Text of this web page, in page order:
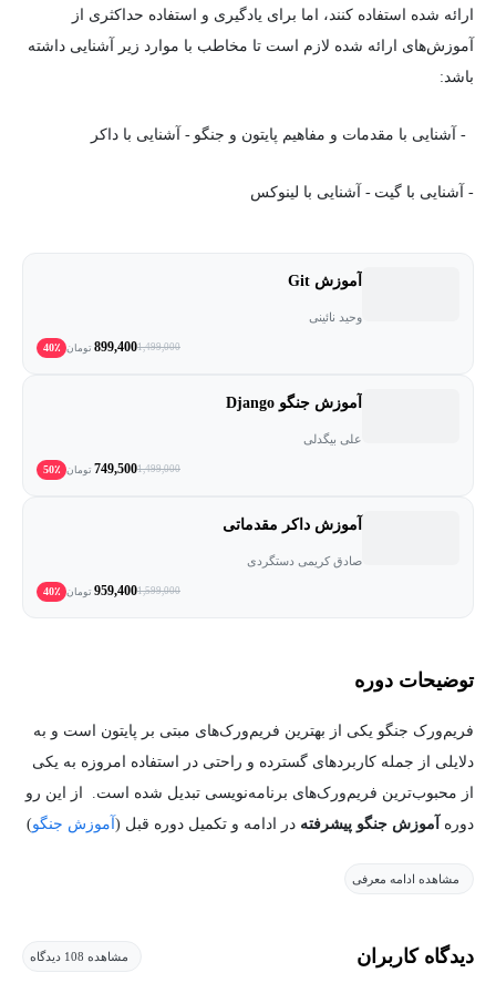
ارائه شده استفاده کنند، اما برای یادگیری و استفاده حداکثری از
آموزش­‌های ارائه شده لازم است تا مخاطب با موارد زیر آشنایی داشته
باشد:
- آشنایی با مقدمات و مفاهیم پایتون و جنگو - آشنایی با داکر
- آشنایی با گیت - آشنایی با لینوکس
آموزش Git
وحید نائینی
1,499,000
899,400 تومان 40٪
آموزش جنگو Django
علی بیگدلی
1,499,000
749,500 تومان 50٪
آموزش داکر مقدماتی
صادق کریمی دستگردی
1,599,000
959,400 تومان 40٪
توضیحات دوره
فریم­‌ورک جنگو یکی از بهترین فریم‌­ورک­‌های مبتی بر پایتون است و به
دلایلی از جمله کاربردهای گسترده و راحتی در استفاده امروزه به یکی
از محبوب­‌ترین فریم‌­ورک‌­های برنامه‌­نویسی تبدیل شده است. از این رو
دوره
آموزش جنگو پیشرفته در ادامه و تکمیل دوره قبل (آموزش جنگو)
مشاهده است. اصلی­‌ترین دلایل محبوبیت این فریم‌­ورک به موارد زیر
مشاهده ادامه معرفی
دیدگاه کاربران مشاهده 108 دیدگاه